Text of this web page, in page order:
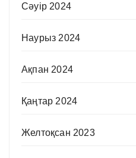
Сәуір 2024
Наурыз 2024
Ақпан 2024
Қаңтар 2024
Желтоқсан 2023